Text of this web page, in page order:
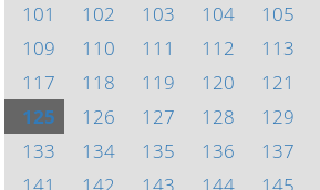
101
102 103 104 105
109
110 111 112 113
117
118 119 120 121
125
126 127 128 129
133
134 135 136 137